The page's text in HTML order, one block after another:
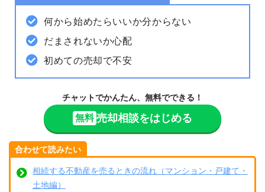
何から始めたらいいか分からない
だまされないか心配
初めての売却で不安
チャットでかんたん、無料でできる！
無料 売却相談をはじめる
合わせて読みたい
相続する不動産を売るときの流れ（マンション・戸建て・
土地編）